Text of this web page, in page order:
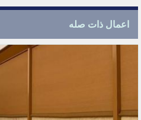
اعمال ذات صله